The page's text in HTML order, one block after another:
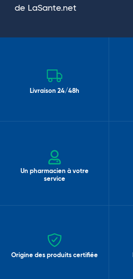
de LaSante.net
Livraison 24/48h
Un pharmacien à votre
service
Origine des produits certifiée